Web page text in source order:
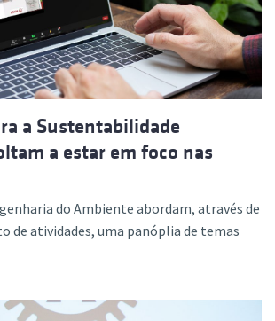
a Sustentabilidade
a estar em foco nas
do Ambiente abordam, através de
de atividades, uma panóplia de temas